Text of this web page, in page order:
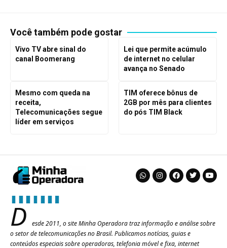
Você também pode gostar
Vivo TV abre sinal do
canal Boomerang
Lei que permite acúmulo
de internet no celular
avança no Senado
Mesmo com queda na
receita,
Telecomunicações segue
líder em serviços
TIM oferece bônus de
2GB por mês para clientes
do pós TIM Black
D
esde 2011, o site Minha Operadora traz informação e análise sobre
o setor de telecomunicações no Brasil. Publicamos notícias, guias e
conteúdos especiais sobre operadoras, telefonia móvel e fixa, internet